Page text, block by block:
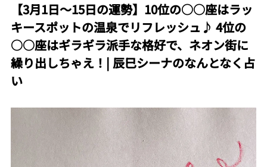
【3月1日〜15日の運勢】10位の○○座はラッ
キースポットの温泉でリフレッシュ♪ 4位の
○○座はギラギラ派手な格好で、ネオン街に
繰り出しちゃえ！| 辰巳シーナのなんとなく占
い